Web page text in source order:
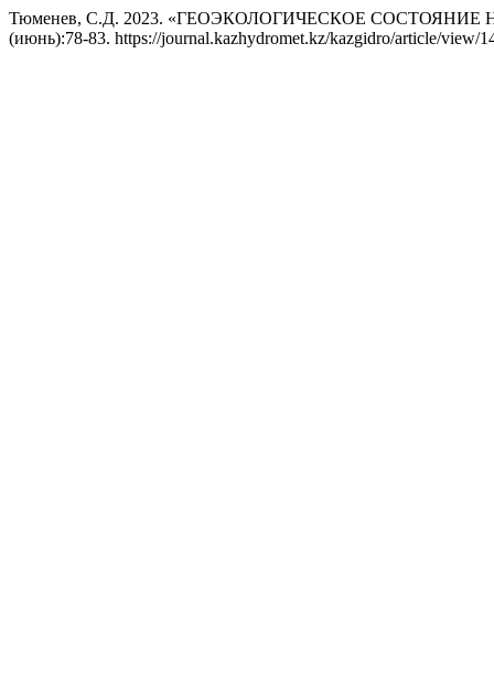
Тюменев, С.Д. 2023. «ГЕОЭКОЛОГИЧЕСКОЕ
(июнь):78-83. https://journal.kazhydromet.kz/kazgidro/article/view/